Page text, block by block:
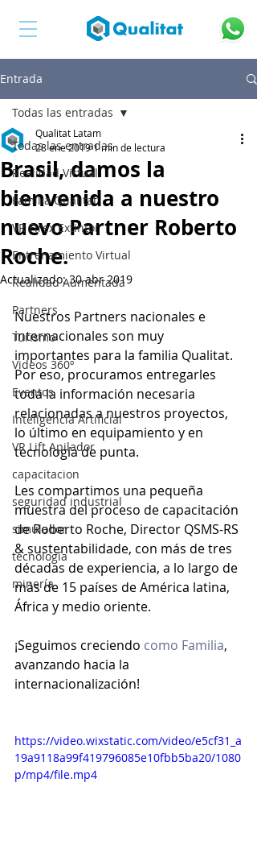
Entrada
Todas las entradas
Realidad Virtual
Familia Qualitat
VR Firex Extintor
Entrenamiento Virtual
Realidad Aumentada
Partners
Turismo
Videos 360º
Eventos
Inteligencia Artificial
VR Lift Apilador
capacitacion
seguridad industrial
simulador
tecnología
minería
Todas las entradas
Brasil, damos la
bienvenida a nuestro
nuevo Partner Roberto
Roche.
Qualitat Latam
28 ene 2019 1 min de lectura
Actualizado:30 abr 2019
Nuestros Partners nacionales e
internacionales son muy
importantes para la familia Qualitat.
Por eso, procuramos entregarles
toda la información necesaria
relacionadas a nuestros proyectos,
lo último en equipamiento y en
tecnología de punta.
Les compartimos una pequeña
muestra del proceso de capacitación
de Roberto Roche, Director QSMS-RS
& sustentabilidade, con más de tres
décadas de experiencia, a lo largo de
más de 15 países de América latina,
África y medio oriente.
¡Seguimos creciendo como Familia,
avanzando hacia la
internacionalización!
https://video.wixstatic.com/video/e5cf31_a
19a9118a99f419796085e10fbb5ba20/1080
p/mp4/file.mp4